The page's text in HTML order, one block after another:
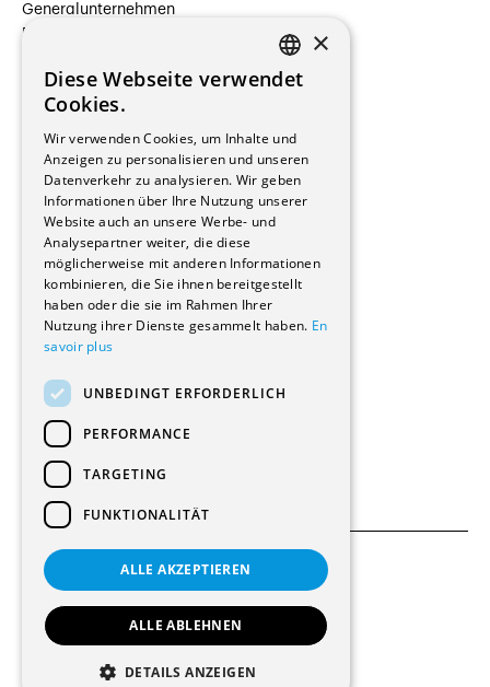
Generalunternehmen
Beauftragte Unternehmen
Hersteller/Lieferanten
Bauherrschaften
Stockwerkeigentum
Reportagen
Wohnungen
Renovierungen
Innere Umbauten
Gastgewerbe und Tourismus
Verwaltungsgebäude und Geschäfte
Schuleinrichtungen
Medizinische Einrichtungen
Kultur - Sport - Freizeit
Industrie - Handwerk
Transport und Parkplätze
Diverse Bauten
© 2026 Alle Rechte vorbehalten
Allgemeine Bedingungen
FRENCH
×
Diese Webseite verwendet
Cookies.
Wir verwenden Cookies, um Inhalte und
Anzeigen zu personalisieren und unseren
Datenverkehr zu analysieren. Wir geben
Informationen über Ihre Nutzung unserer
Website auch an unsere Werbe- und
Analysepartner weiter, die diese
möglicherweise mit anderen Informationen
kombinieren, die Sie ihnen bereitgestellt
haben oder die sie im Rahmen Ihrer
Nutzung ihrer Dienste gesammelt haben. En
savoir plus
UNBEDINGT ERFORDERLICH
PERFORMANCE
TARGETING
FUNKTIONALITÄT
ALLE AKZEPTIEREN
ALLE ABLEHNEN
DETAILS ANZEIGEN